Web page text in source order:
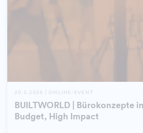
20.5.2026 | ONLINE-EVENT
BUILTWORLD | Bürokonzepte
Budget, High Impact